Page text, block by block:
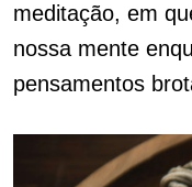
meditação, em
nossa mente
pensamentos